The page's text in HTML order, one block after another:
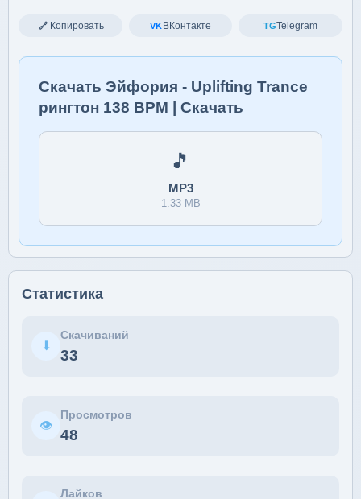
🔗 Копировать VK ВКонтакте TGTelegram
Скачать Эйфория - Uplifting Trance
рингтон 138 BPM | Скачать
🎵
MP3
1.33 MB
Статистика
⬇
Скачиваний
33
👁
Просмотров
48
Лайков